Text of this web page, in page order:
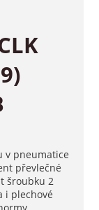
v pneumatice
převlečné
šroubku 2
i plechové